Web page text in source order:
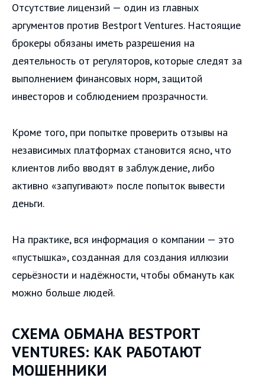
Отсутствие лицензий — один из главных
аргументов против Bestport Ventures. Настоящие
брокеры обязаны иметь разрешения на
деятельность от регуляторов, которые следят за
выполнением финансовых норм, защитой
инвесторов и соблюдением прозрачности.
Кроме того, при попытке проверить отзывы на
независимых платформах становится ясно, что
клиентов либо вводят в заблуждение, либо
активно «запугивают» после попыток вывести
деньги.
На практике, вся информация о компании — это
«пустышка», созданная для создания иллюзии
серьёзности и надёжности, чтобы обмануть как
можно больше людей.
СХЕМА ОБМАНА BESTPORT
VENTURES: КАК РАБОТАЮТ
МОШЕННИКИ